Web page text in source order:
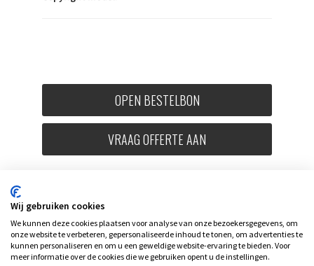
OPEN BESTELBON
VRAAG OFFERTE AAN
Wij gebruiken cookies
We kunnen deze cookies plaatsen voor analyse van onze bezoekersgegevens, om
onze website te verbeteren, gepersonaliseerde inhoud te tonen, om advertenties te
kunnen personaliseren en om u een geweldige website-ervaring te bieden. Voor
meer informatie over de cookies die we gebruiken opent u de instellingen.